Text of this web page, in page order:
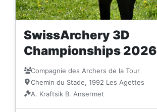
SwissArchery 3D
Championships 2026
Compagnie des Archers de la Tour
Chemin du Stade, 1992 Les Agettes
A. Kraftsik B. Ansermet